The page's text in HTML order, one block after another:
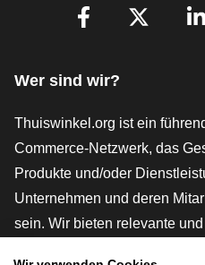
Wer sind wir?
Thuiswinkel.org ist ein
Commerce-Netzwerk, das
Produkte und/oder
Unternehmen und deren
sein. Wir bieten relevante